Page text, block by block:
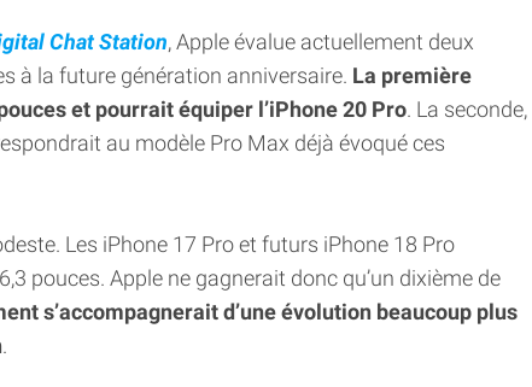
Chat Station, Apple évalue actuellement deux
à la future génération anniversaire. La première
et pourrait équiper l’iPhone 20 Pro. La seconde,
au modèle Pro Max déjà évoqué ces
Les iPhone 17 Pro et futurs iPhone 18 Pro
pouces. Apple ne gagnerait donc qu’un dixième de
s’accompagnerait d’une évolution beaucoup plus
.